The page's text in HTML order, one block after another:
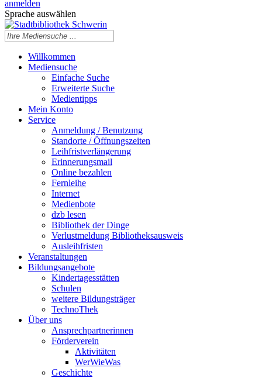
anmelden
Sprache auswählen
Willkommen
Mediensuche
Einfache Suche
Erweiterte Suche
Medientipps
Mein Konto
Service
Anmeldung / Benutzung
Standorte / Öffnungszeiten
Leihfristverlängerung
Erinnerungsmail
Online bezahlen
Fernleihe
Internet
Medienbote
dzb lesen
Bibliothek der Dinge
Verlustmeldung Bibliotheksausweis
Ausleihfristen
Veranstaltungen
Bildungsangebote
Kindertagesstätten
Schulen
weitere Bildungsträger
TechnoThek
Über uns
Ansprechpartnerinnen
Förderverein
Aktivitäten
WerWieWas
Geschichte